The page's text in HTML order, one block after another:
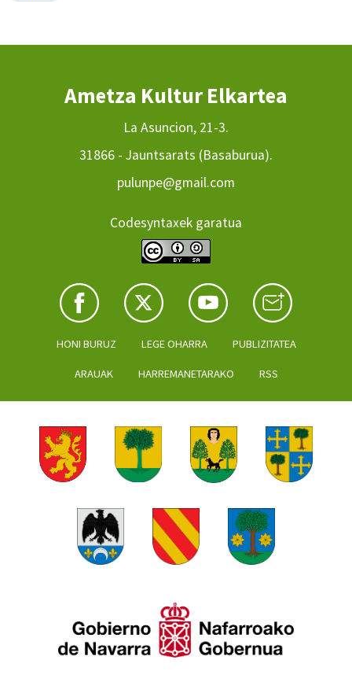
Ametza Kultur Elkartea
La Asuncion, 21-3.
31866 - Jauntsarats (Basaburua).
pulunpe@gmail.com
Codesyntaxek garatua
HONI BURUZ LEGE OHARRA PUBLIZITATEA
ARAUAK HARREMANETARAKO RSS